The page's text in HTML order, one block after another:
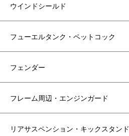
ウインドシールド
フューエルタンク・ペットコック
フェンダー
フレーム周辺・エンジンガード
リアサスペンション・キックスタンド